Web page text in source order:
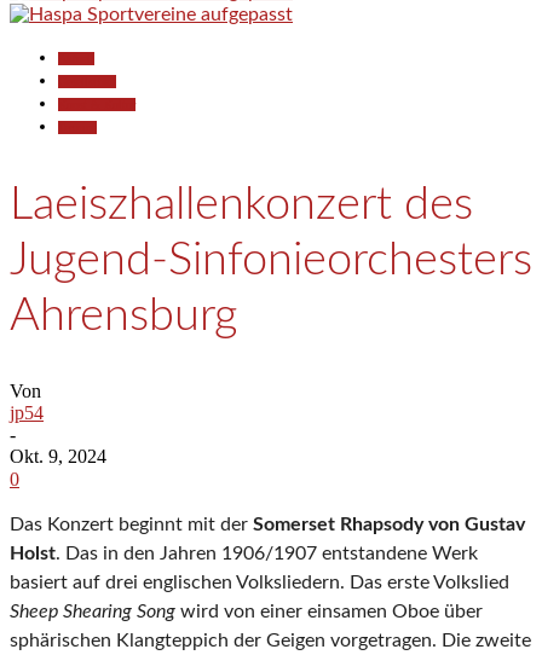
Laeiszhallenkonzert des
Jugend-Sinfonieorchesters
Ahrensburg
Von
jp54
-
Okt. 9, 2024
0
Das Konzert beginnt mit der Somerset Rhapsody von Gustav
Holst. Das in den Jahren 1906/1907 entstandene Werk
basiert auf drei englischen Volksliedern. Das erste Volkslied
Sheep Shearing Song wird von einer einsamen Oboe über
sphärischen Klangteppich der Geigen vorgetragen. Die zweite